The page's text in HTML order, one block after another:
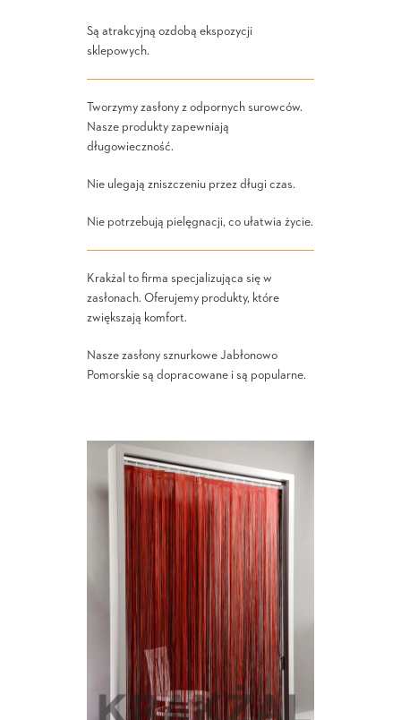
Są atrakcyjną ozdobą ekspozycji
sklepowych.
Tworzymy zasłony z odpornych surowców.
Nasze produkty zapewniają
długowieczność.
Nie ulegają zniszczeniu przez długi czas.
Nie potrzebują pielęgnacji, co ułatwia życie.
Krakżal to firma specjalizująca się w
zasłonach. Oferujemy produkty, które
zwiększają komfort.
Nasze zasłony sznurkowe Jabłonowo
Pomorskie są dopracowane i są popularne.